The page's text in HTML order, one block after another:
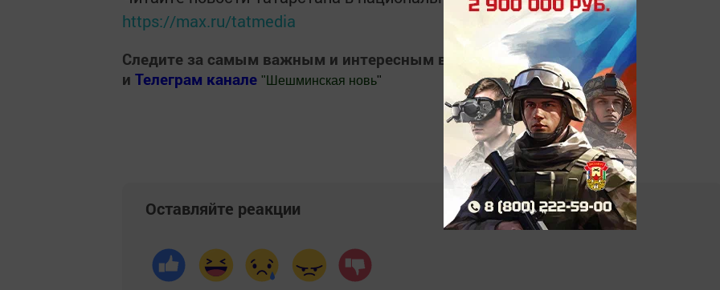
https://max.ru/tatmedia
Следите за самым важным и интересным в
Яндекс Дзен
и Телеграм канале " Шешминская новь"
Оставляйте реакции